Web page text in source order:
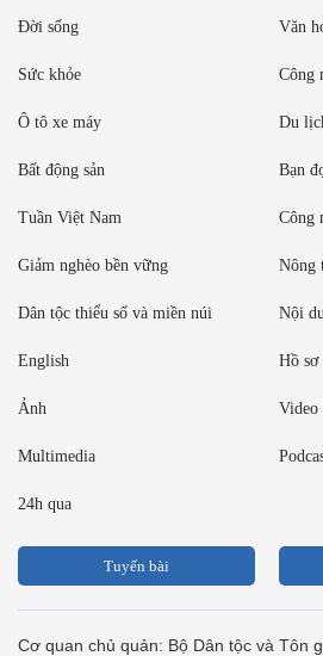
Đời sống Văn
Sức khỏe Công
Ô tô xe máy Du
Bất động sản Bạn
Tuần Việt Nam Công
Giảm nghèo bền vững Nông
Dân tộc thiểu số và miền núi Nội
English Hồ sơ
Ảnh Video
Multimedia
24h qua
Tuyến bài
Cơ quan chủ quản: Bộ Dân tộc và Tôn